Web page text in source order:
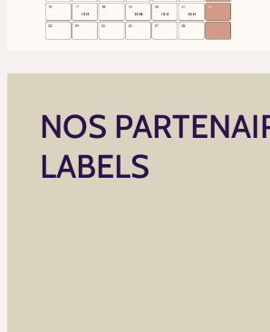
NOS
LABELS